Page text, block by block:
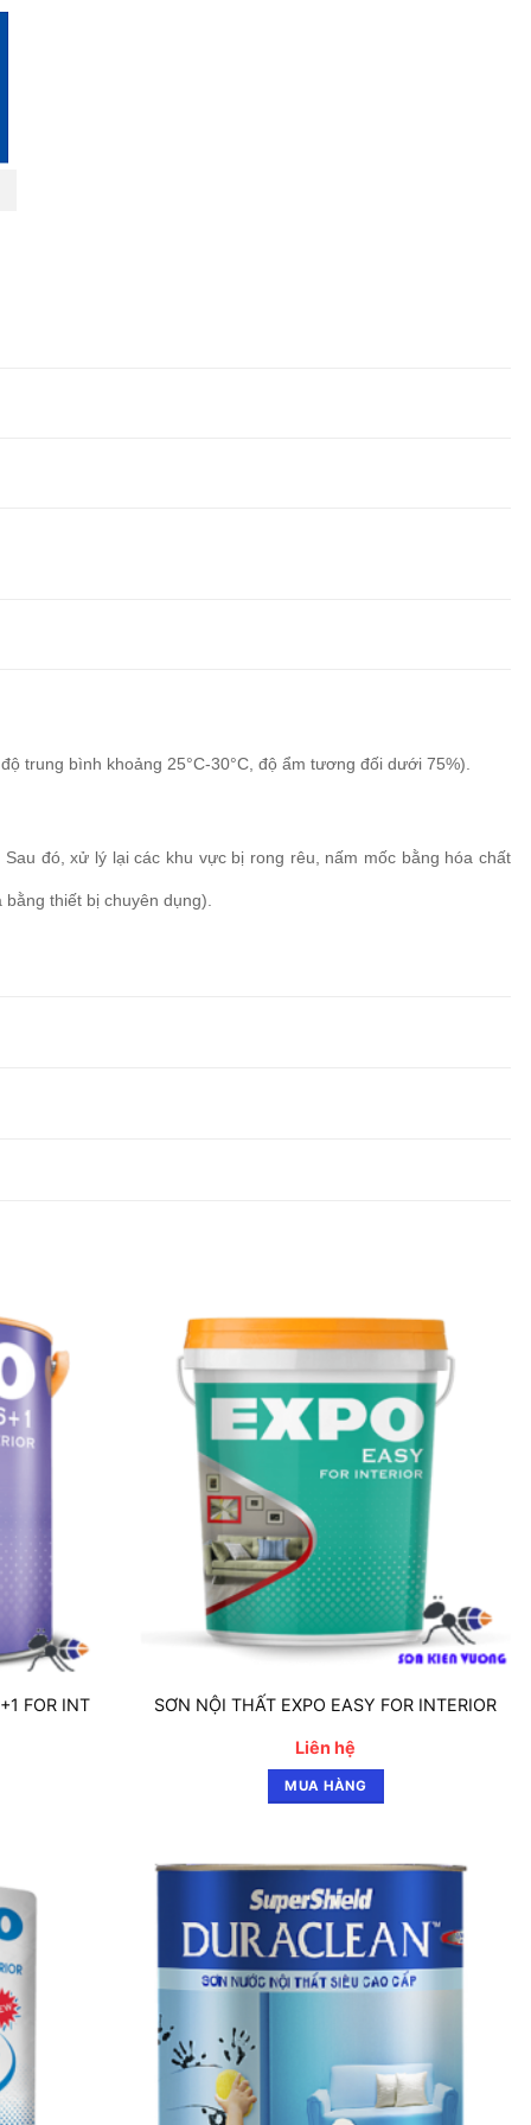
trung bình khoảng 25°C-30°C, độ ẩm tương đối dưới 75%).
đó, xử lý lại các khu vực bị rong rêu, nấm mốc bằng hóa chất
thiết bị chuyên dụng).
FOR INT SƠN NỘI THẤT EXPO EASY FOR INTERIOR
Liên hệ
MUA HÀNG